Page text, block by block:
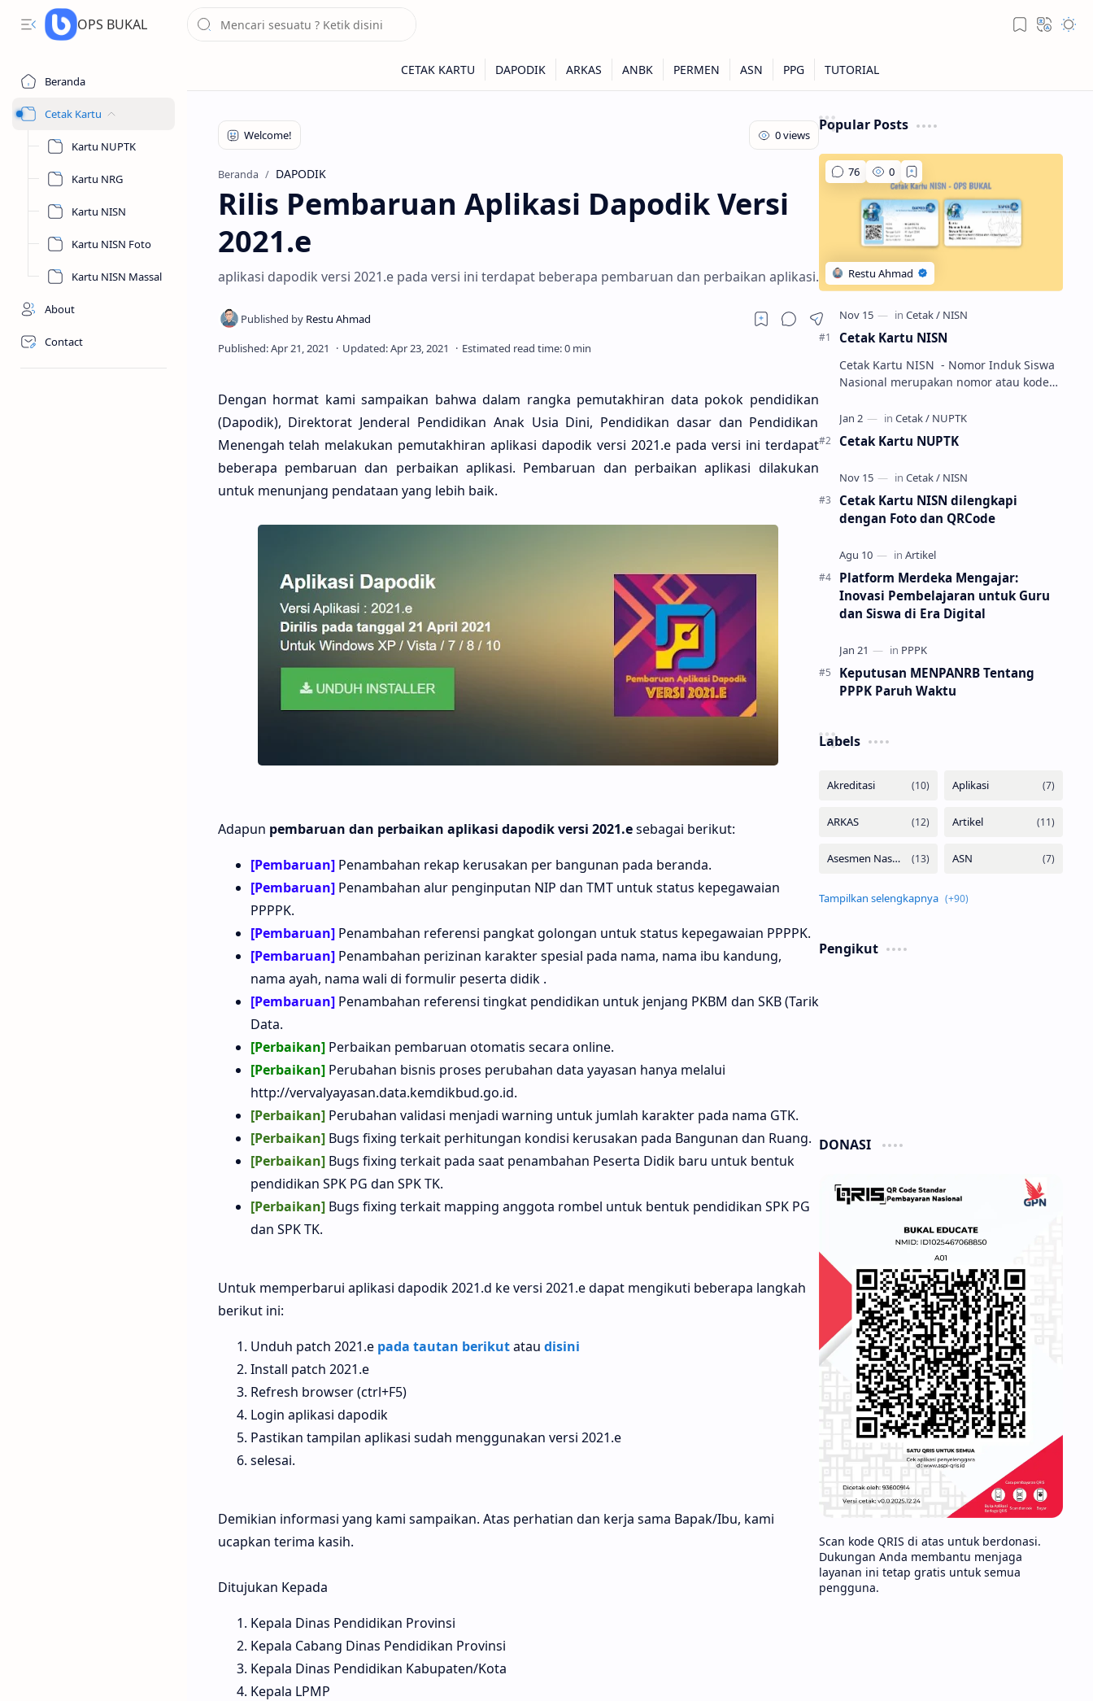
OPS BUKAL
Beranda
Cetak Kartu
Kartu NUPTK
Kartu NRG
Kartu NISN
Kartu NISN Foto
Kartu NISN Massal
About
Contact
Beranda DAPODIK
Rilis Pembaruan Aplikasi Dapodik Versi
2021.e
aplikasi dapodik versi 2021.e pada versi ini terdapat beberapa pembaruan dan perbaikan aplikasi.
Dengan hormat kami sampaikan bahwa dalam rangka pemutakhiran data pokok pendidikan
(Dapodik), Direktorat Jenderal Pendidikan Anak Usia Dini, Pendidikan dasar dan Pendidikan
Menengah telah melakukan pemutakhiran aplikasi dapodik versi 2021.e pada versi ini terdapat
beberapa pembaruan dan perbaikan aplikasi. Pembaruan dan perbaikan aplikasi dilakukan
untuk menunjang pendataan yang lebih baik.
Adapun pembaruan dan perbaikan aplikasi dapodik versi 2021.esebagai berikut:
[Pembaruan]Penambahan rekap kerusakan per bangunan pada beranda.
[Pembaruan]Penambahan alur penginputan NIP dan TMT untuk status kepegawaian
PPPPK.
[Pembaruan]Penambahan referensi pangkat golongan untuk status kepegawaian PPPPK.
[Pembaruan]Penambahan perizinan karakter spesial pada nama, nama ibu kandung,
nama ayah, nama wali di formulir peserta didik .
[Pembaruan]Penambahan referensi tingkat pendidikan untuk jenjang PKBM dan SKB (Tarik
Data.
[Perbaikan]Perbaikan pembaruan otomatis secara online.
[Perbaikan]Perubahan bisnis proses perubahan data yayasan hanya melalui
http://vervalyayasan.data.kemdikbud.go.id.
[Perbaikan]Perubahan validasi menjadi warning untuk jumlah karakter pada nama GTK.
[Perbaikan]Bugs fixing terkait perhitungan kondisi kerusakan pada Bangunan dan Ruang.
[Perbaikan]Bugs fixing terkait pada saat penambahan Peserta Didik baru untuk bentuk
pendidikan SPK PG dan SPK TK.
[Perbaikan]Bugs fixing terkait mapping anggota rombel untuk bentuk pendidikan SPK PG
dan SPK TK.
Untuk memperbarui aplikasi dapodik 2021.d ke versi 2021.e dapat mengikuti beberapa langkah
berikut ini:
Unduh patch 2021.e pada tautan berikutatau disini
Install patch 2021.e
Refresh browser (ctrl+F5)
Login aplikasi dapodik
Pastikan tampilan aplikasi sudah menggunakan versi 2021.e
selesai.
Demikian informasi yang kami sampaikan. Atas perhatian dan kerja sama Bapak/Ibu, kami
ucapkan terima kasih.
Ditujukan Kepada
Kepala Dinas Pendidikan Provinsi
Kepala Cabang Dinas Pendidikan Provinsi
Kepala Dinas Pendidikan Kabupaten/Kota
Kepala LPMP
Popular Posts
Cetak Kartu NISN
Cetak Kartu NISN - Nomor Induk Siswa
Nasional merupakan nomor atau kode
siswa. NISN ini diterbitkan kepada …
Cetak Kartu NUPTK
Cetak Kartu NISN dilengkapi
dengan Foto dan QRCode
Platform Merdeka Mengajar:
Inovasi Pembelajaran untuk Guru
dan Siswa di Era Digital
Keputusan MENPANRB Tentang
PPPK Paruh Waktu
Labels
Pengikut
DONASI
Scan kode QRIS di atas untuk berdonasi.
Dukungan Anda membantu menjaga
layanan ini tetap gratis untuk semua
pengguna.